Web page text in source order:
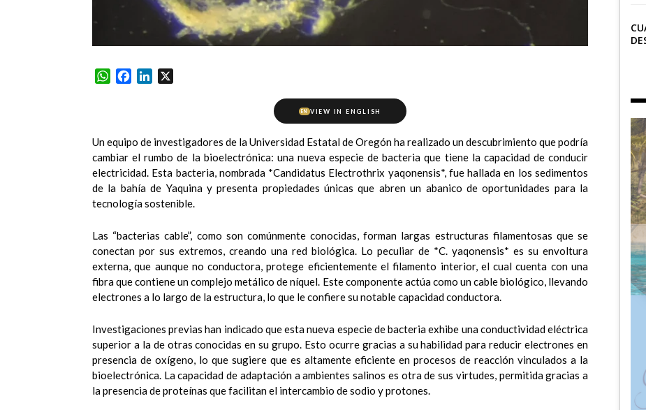
WhatsApp
FacebookLinkedIn
EN VIEW IN ENGLISH
Un equipo de investigadores de la Universidad Estatal de Oregón ha realizado un descubrimiento que podría
cambiar el rumbo de la bioelectrónica: una nueva especie de bacteria que tiene la capacidad de conducir
electricidad. Esta bacteria, nombrada *Candidatus Electrothrix yaqonensis*, fue hallada en los sedimentos
de la bahía de Yaquina y presenta propiedades únicas que abren un abanico de oportunidades para la
tecnología sostenible.
Las “bacterias cable”, como son comúnmente conocidas, forman largas estructuras filamentosas que se
conectan por sus extremos, creando una red biológica. Lo peculiar de *C. yaqonensis* es su envoltura
externa, que aunque no conductora, protege eficientemente el filamento interior, el cual cuenta con una
fibra que contiene un complejo metálico de níquel. Este componente actúa como un cable biológico, llevando
electrones a lo largo de la estructura, lo que le confiere su notable capacidad conductora.
Investigaciones previas han indicado que esta nueva especie de bacteria exhibe una conductividad eléctrica
superior a la de otras conocidas en su grupo. Esto ocurre gracias a su habilidad para reducir electrones en
presencia de oxígeno, lo que sugiere que es altamente eficiente en procesos de reacción vinculados a la
bioelectrónica. La capacidad de adaptación a ambientes salinos es otra de sus virtudes, permitida gracias a
la presencia de proteínas que facilitan el intercambio de sodio y protones.